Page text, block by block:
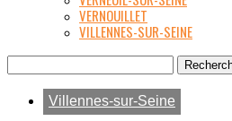
VERNOUILLET
VILLENNES-SUR-SEINE
Villennes-sur-Seine